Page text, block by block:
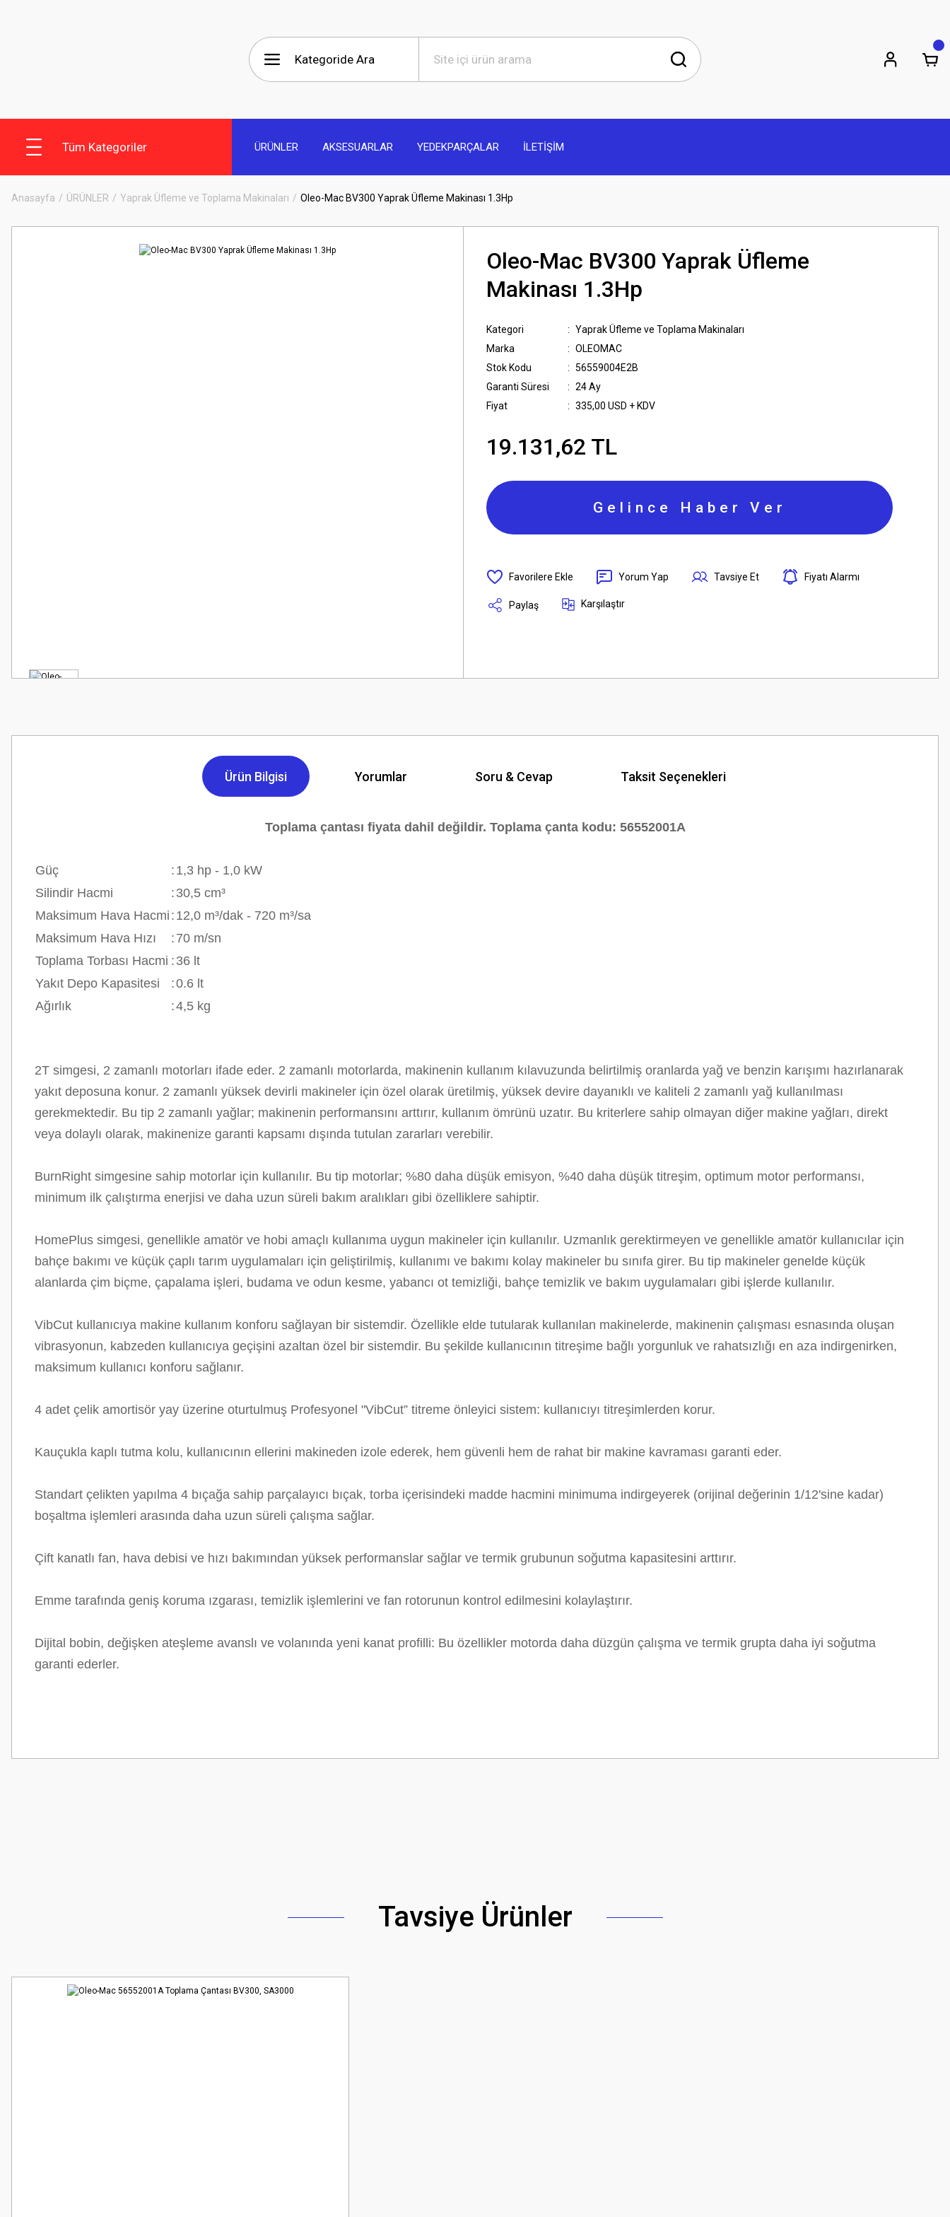
Tüm Kategoriler ÜRÜNLER AKSESUARLAR YEDEKPARÇALAR İLETİŞİM
Anasayfa ÜRÜNLER Yaprak Üfleme ve Toplama Makinaları Oleo-Mac BV300 Yaprak Üfleme Makinası 1.3Hp
Oleo-Mac BV300 Yaprak Üfleme
Makinası 1.3Hp
Kategori
Yaprak Üfleme ve Toplama Makinaları
Marka
OLEOMAC
Stok Kodu
56559004E2B
Garanti Süresi
24 Ay
Fiyat
335,00 USD + KDV
19.131,62 TL
Gelince Haber Ver
Yorum Yap Tavsiye Et Fiyatı Alarmı
Paylaş Karşılaştır
Ürün Bilgisi Yorumlar Soru & Cevap Taksit Seçenekleri
Toplama çantası fiyata dahil değildir. Toplama çanta kodu: 56552001A
Güç : 1,3 hp - 1,0 kW
Silindir Hacmi
: 30,5 cm³
Maksimum Hava Hacmi : 12,0 m³/dak - 720 m³/sa
Maksimum Hava Hızı
: 70 m/sn
Toplama Torbası Hacmi : 36 lt
Yakıt Depo Kapasitesi
:0.6 lt
Ağırlık
:4,5 kg
2T simgesi, 2 zamanlı motorları ifade eder. 2 zamanlı motorlarda, makinenin kullanım kılavuzunda belirtilmiş oranlarda yağ ve benzin karışımı hazırlanarak
yakıt deposuna konur. 2 zamanlı yüksek devirli makineler için özel olarak üretilmiş, yüksek devire dayanıklı ve kaliteli 2 zamanlı yağ kullanılması
gerekmektedir. Bu tip 2 zamanlı yağlar; makinenin performansını arttırır, kullanım ömrünü uzatır. Bu kriterlere sahip olmayan diğer makine yağları, direkt
veya dolaylı olarak, makinenize garanti kapsamı dışında tutulan zararları verebilir.
BurnRight simgesine sahip motorlar için kullanılır. Bu tip motorlar; %80 daha düşük emisyon, %40 daha düşük titreşim, optimum motor performansı,
minimum ilk çalıştırma enerjisi ve daha uzun süreli bakım aralıkları gibi özelliklere sahiptir.
HomePlus simgesi, genellikle amatör ve hobi amaçlı kullanıma uygun makineler için kullanılır. Uzmanlık gerektirmeyen ve genellikle amatör kullanıcılar için
bahçe bakımı ve küçük çaplı tarım uygulamaları için geliştirilmiş, kullanımı ve bakımı kolay makineler bu sınıfa girer. Bu tip makineler genelde küçük
alanlarda çim biçme, çapalama işleri, budama ve odun kesme, yabancı ot temizliği, bahçe temizlik ve bakım uygulamaları gibi işlerde kullanılır.
VibCut kullanıcıya makine kullanım konforu sağlayan bir sistemdir. Özellikle elde tutularak kullanılan makinelerde, makinenin çalışması esnasında oluşan
vibrasyonun, kabzeden kullanıcıya geçişini azaltan özel bir sistemdir. Bu şekilde kullanıcının titreşime bağlı yorgunluk ve rahatsızlığı en aza indirgenirken,
maksimum kullanıcı konforu sağlanır.
4 adet çelik amortisör yay üzerine oturtulmuş Profesyonel "VibCut” titreme önleyici sistem: kullanıcıyı titreşimlerden korur.
Kauçukla kaplı tutma kolu, kullanıcının ellerini makineden izole ederek, hem güvenli hem de rahat bir makine kavraması garanti eder.
Standart çelikten yapılma 4 bıçağa sahip parçalayıcı bıçak, torba içerisindeki madde hacmini minimuma indirgeyerek (orijinal değerinin 1/12'sine kadar)
boşaltma işlemleri arasında daha uzun süreli çalışma sağlar.
Çift kanatlı fan, hava debisi ve hızı bakımından yüksek performanslar sağlar ve termik grubunun soğutma kapasitesini arttırır.
Emme tarafında geniş koruma ızgarası, temizlik işlemlerini ve fan rotorunun kontrol edilmesini kolaylaştırır.
Dijital bobin, değişken ateşleme avanslı ve volanında yeni kanat profilli: Bu özellikler motorda daha düzgün çalışma ve termik grupta daha iyi soğutma
garanti ederler.
Tavsiye Ürünler